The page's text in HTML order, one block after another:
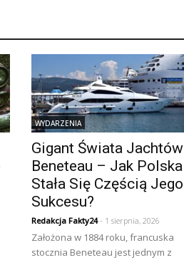
WYDARZENIA
Gigant Świata Jachtów
Beneteau – Jak Polska
Stała Się Częścią Jego
Sukcesu?
Redakcja Fakty24- 1 sierpnia, 2026
Założona w 1884 roku, francuska
stocznia Beneteau jest jednym z